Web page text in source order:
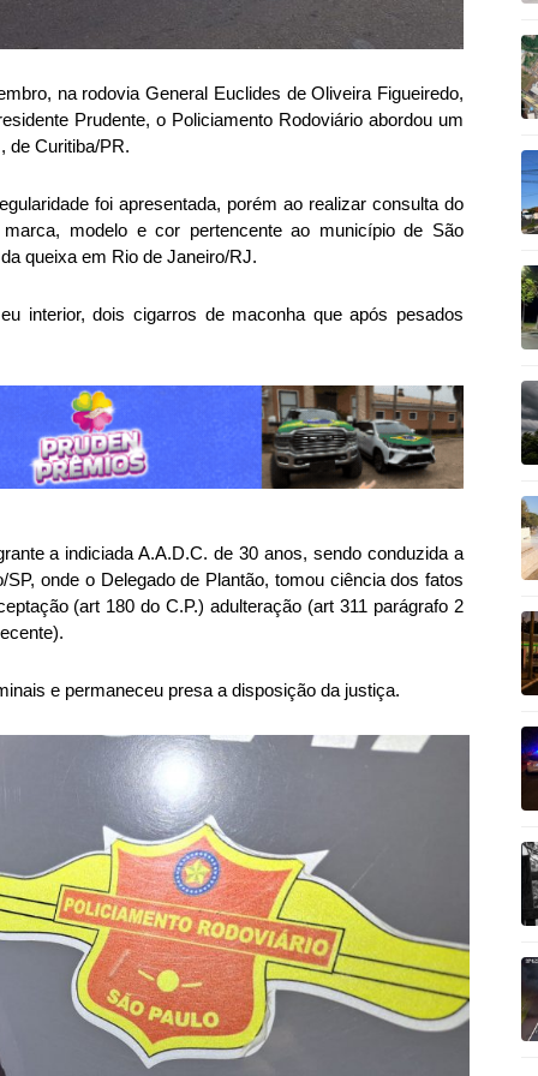
na rodovia General Euclides de Oliveira Figueiredo,
Prudente, o Policiamento Rodoviário abordou um
de Curitiba/PR.
foi apresentada, porém ao realizar consulta do
modelo e cor pertencente ao município de São
queixa em Rio de Janeiro/RJ.
interior, dois cigarros de maconha que após pesados
a indiciada A.A.D.C. de 30 anos, sendo conduzida a
onde o Delegado de Plantão, tomou ciência dos fatos
(art 180 do C.P.) adulteração (art 311 parágrafo 2
e permaneceu presa a disposição da justiça.